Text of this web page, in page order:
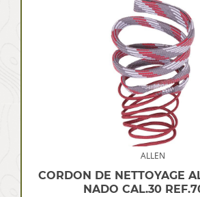
ALLEN
CORDON DE NETTOYAGE
NADO CAL.30